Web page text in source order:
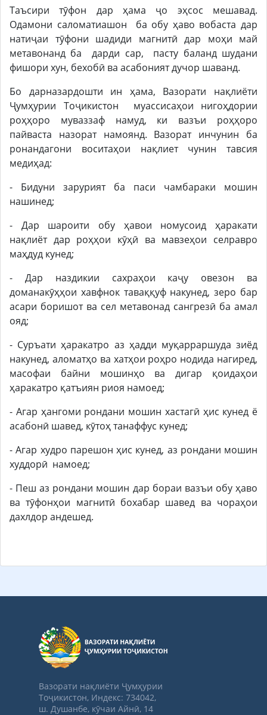
Таъсири тӯфон дар ҳама ҷо эҳсос мешавад.
Одамони саломатиашон ба обу ҳаво вобаста дар
натиҷаи тӯфони шадиди магнитӣ дар моҳи май
метавонанд ба дарди сар, пасту баланд шудани
фишори хун, бехобӣ ва асабоният дучор шаванд.
Бо дарназардошти ин ҳама, Вазорати нақлиёти
Ҷумҳурии Тоҷикистон муассисаҳои нигоҳдории
роҳҳоро муваззаф намуд, ки вазъи роҳҳоро
пайваста назорат намоянд. Вазорат инчунин ба
ронандагони воситаҳои нақлиет чунин тавсия
медиҳад:
- Бидуни зарурият ба паси чамбараки мошин
нашинед;
- Дар шароити обу ҳавои номусоид ҳаракати
нақлиёт дар роҳҳои кӯҳӣ ва мавзеҳои селравро
маҳдуд кунед;
- Дар наздикии сахраҳои каҷу овезон ва
доманакӯҳҳои хавфнок таваққуф накунед, зеро бар
асари боришот ва сел метавонад сангрезӣ ба амал
ояд;
- Суръати ҳаракатро аз ҳадди муқарраршуда зиёд
накунед, аломатҳо ва хатҳои роҳро нодида нагиред,
масофаи байни мошинҳо ва дигар қоидаҳои
ҳаракатро қатъиян риоя намоед;
- Агар ҳангоми рондани мошин хастагӣ ҳис кунед ё
асабонӣ шавед, кӯтоҳ танаффус кунед;
- Агар худро парешон ҳис кунед, аз рондани мошин
худдорӣ намоед;
- Пеш аз рондани мошин дар бораи вазъи обу ҳаво
ва тӯфонҳои магнитӣ бохабар шавед ва чораҳои
дахлдор андешед.
Вазорати нақлиёти Ҷумҳурии
Тоҷикистон, Индекс: 734042,
ш. Душанбе, кӯчаи Айнӣ, 14